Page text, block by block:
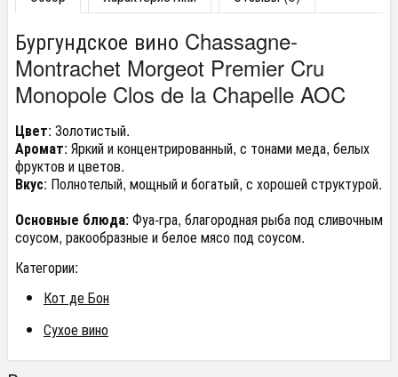
Бургундское вино Chassagne-
Montrachet Morgeot Premier Cru
Monopole Clos de la Chapelle AOC
Цвет: Золотистый.
Аромат: Яркий и концентрированный, с тонами меда, белых
фруктов и цветов.
Вкус: Полнотелый, мощный и богатый, с хорошей структурой.
Основные блюда: Фуа-гра, благородная рыба под сливочным
соусом, ракообразные и белое мясо под соусом.
Категории:
Кот де Бон
Сухое вино